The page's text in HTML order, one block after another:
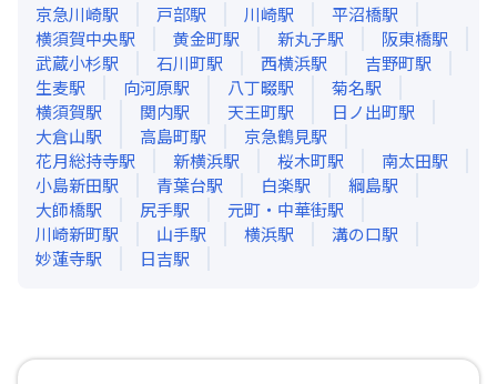
京急川崎駅 戸部駅 川崎駅 平沼橋駅
横須賀中央駅 黄金町駅 新丸子駅 阪東橋駅
武蔵小杉駅 石川町駅 西横浜駅 吉野町駅
生麦駅 向河原駅 八丁畷駅 菊名駅
横須賀駅 関内駅 天王町駅 日ノ出町駅
大倉山駅 高島町駅 京急鶴見駅
花月総持寺駅 新横浜駅 桜木町駅 南太田駅
小島新田駅 青葉台駅 白楽駅 綱島駅
大師橋駅 尻手駅 元町・中華街駅
川崎新町駅 山手駅 横浜駅 溝の口駅
妙蓮寺駅 日吉駅